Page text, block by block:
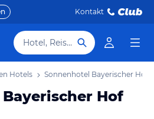
Kontakt
Hotel, Reiseziel
Hotels Sonnenhotel Bayerischer Hof
Hof